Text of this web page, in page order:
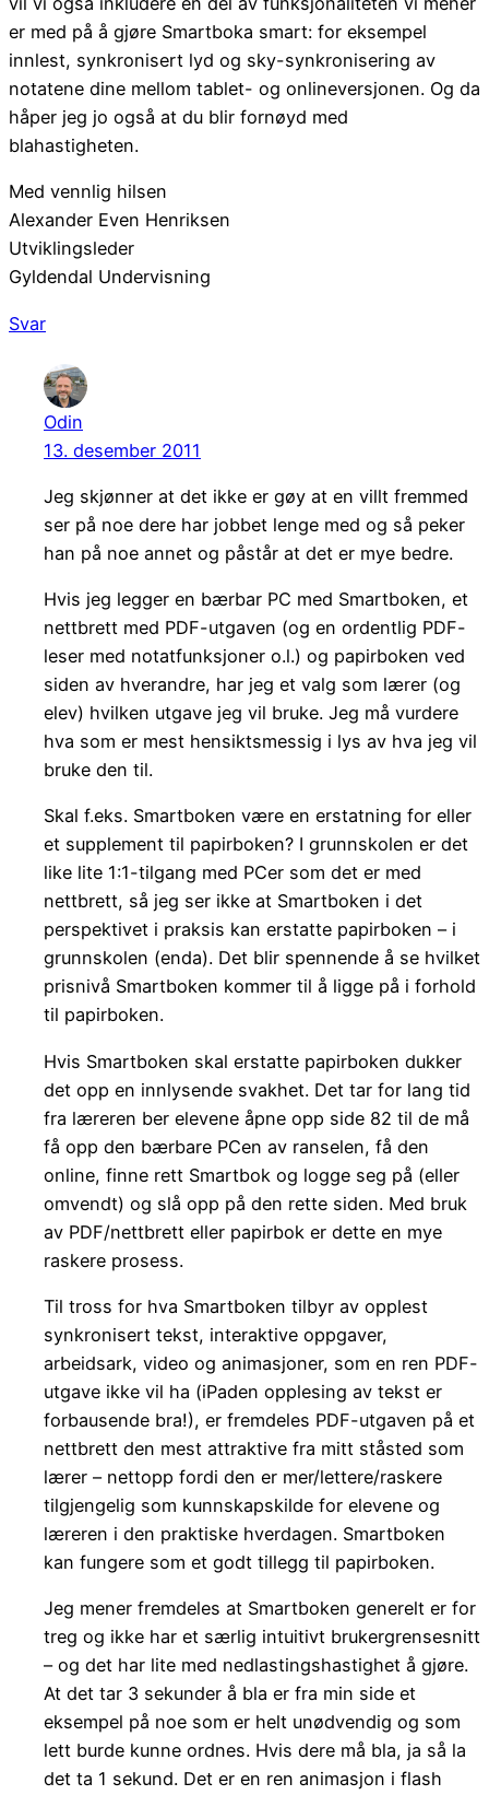
er med på å gjøre Smartboka smart: for eksempel
innlest, synkronisert lyd og sky-synkronisering av
notatene dine mellom tablet- og onlineversjonen. Og da
håper jeg jo også at du blir fornøyd med
blahastigheten.
Med vennlig hilsen
Alexander Even Henriksen
Utviklingsleder
Gyldendal Undervisning
Svar
Odin
13. desember 2011
Jeg skjønner at det ikke er gøy at en villt fremmed
ser på noe dere har jobbet lenge med og så peker
han på noe annet og påstår at det er mye bedre.
Hvis jeg legger en bærbar PC med Smartboken, et
nettbrett med PDF-utgaven (og en ordentlig PDF-
leser med notatfunksjoner o.l.) og papirboken ved
siden av hverandre, har jeg et valg som lærer (og
elev) hvilken utgave jeg vil bruke. Jeg må vurdere
hva som er mest hensiktsmessig i lys av hva jeg vil
bruke den til.
Skal f.eks. Smartboken være en erstatning for eller
et supplement til papirboken? I grunnskolen er det
like lite 1:1-tilgang med PCer som det er med
nettbrett, så jeg ser ikke at Smartboken i det
perspektivet i praksis kan erstatte papirboken – i
grunnskolen (enda). Det blir spennende å se hvilket
prisnivå Smartboken kommer til å ligge på i forhold
til papirboken.
Hvis Smartboken skal erstatte papirboken dukker
det opp en innlysende svakhet. Det tar for lang tid
fra læreren ber elevene åpne opp side 82 til de må
få opp den bærbare PCen av ranselen, få den
online, finne rett Smartbok og logge seg på (eller
omvendt) og slå opp på den rette siden. Med bruk
av PDF/nettbrett eller papirbok er dette en mye
raskere prosess.
Til tross for hva Smartboken tilbyr av opplest
synkronisert tekst, interaktive oppgaver,
arbeidsark, video og animasjoner, som en ren PDF-
utgave ikke vil ha (iPaden opplesing av tekst er
forbausende bra!), er fremdeles PDF-utgaven på et
nettbrett den mest attraktive fra mitt ståsted som
lærer – nettopp fordi den er mer/lettere/raskere
tilgjengelig som kunnskapskilde for elevene og
læreren i den praktiske hverdagen. Smartboken
kan fungere som et godt tillegg til papirboken.
Jeg mener fremdeles at Smartboken generelt er for
treg og ikke har et særlig intuitivt brukergrensesnitt
– og det har lite med nedlastingshastighet å gjøre.
At det tar 3 sekunder å bla er fra min side et
eksempel på noe som er helt unødvendig og som
lett burde kunne ordnes. Hvis dere må bla, ja så la
det ta 1 sekund. Det er en ren animasjon i flash